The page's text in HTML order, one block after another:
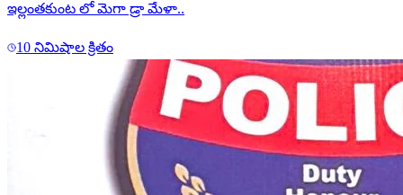
ఇల్లంతకుంట లో మెగా డ్రా మేళా..
10 నిమిషాల క్రితం